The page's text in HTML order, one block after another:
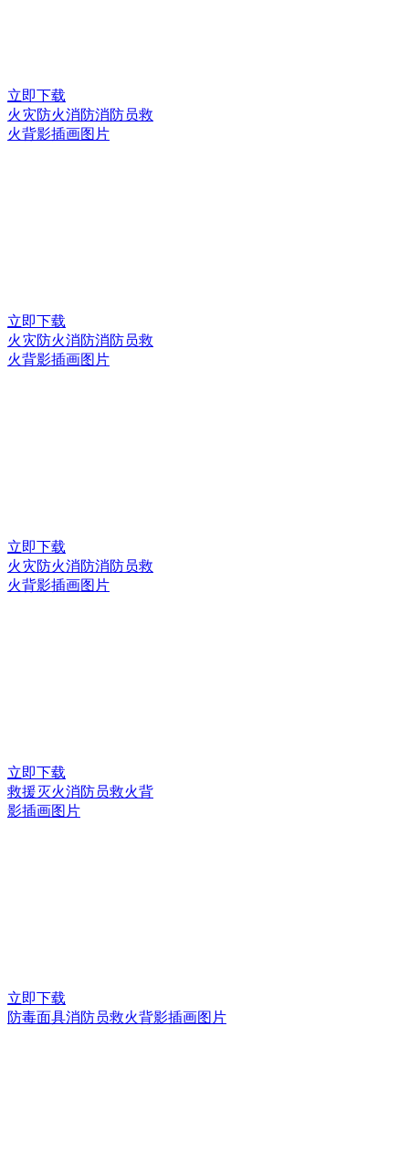
立即下载
火灾防火消防消防员救
火背影插画图片
立即下载
火灾防火消防消防员救
火背影插画图片
立即下载
火灾防火消防消防员救
火背影插画图片
立即下载
救援灭火消防员救火背
影插画图片
立即下载
防毒面具消防员救火背影插画图片